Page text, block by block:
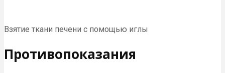
Взятие ткани печени с помощью иглы
Противопоказания